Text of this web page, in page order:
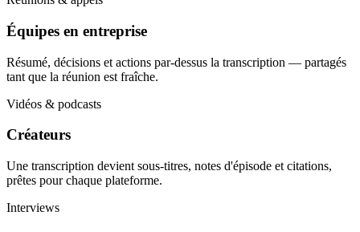
Équipes en entreprise
Résumé, décisions et actions par-dessus la transcription — partagés
tant que la réunion est fraîche.
Vidéos & podcasts
Créateurs
Une transcription devient sous-titres, notes d'épisode et citations,
prêtes pour chaque plateforme.
Interviews